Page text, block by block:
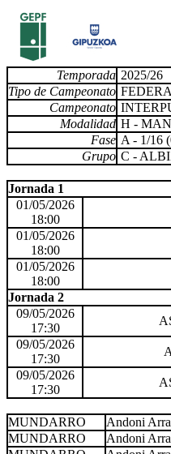
Temporada 2025/26
Tipo de Campeonato
Campeonato
Modalidad H -
Fase A - 1/16
Grupo C -
Jornada 1
01/05/2026
18:00
01/05/2026
18:00
01/05/2026
18:00
Jornada 2
09/05/2026
17:30
09/05/2026
17:30
09/05/2026
17:30
MUNDARRO Andoni
MUNDARRO
Andoni